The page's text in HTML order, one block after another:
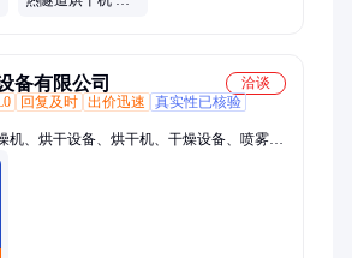
备有限公司
洽谈
回复及时 出价迅速
真实性已核验
机、烘干设备、烘干机、干燥设备、喷雾干
振动流化床、卧式沸腾床、烘干一体机、低
分设备、食品饲料造粒机